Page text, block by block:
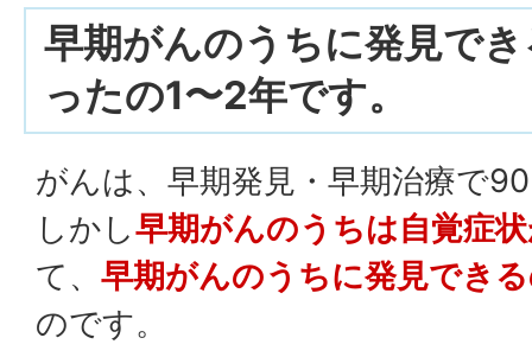
早期がんのうちに発見で
ったの1〜2年です。
がんは、早期発見・早期治療で
しかし早期がんのうちは自覚症
て、 早期がんのうちに発見でき
のです。